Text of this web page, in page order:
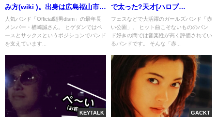
み方(wiki )。出身は広島福山市
(実家の父)
人気バンド「Official髭男dism」の最年長
メンバー・楢崎誠さん。 ヒゲダンではベ
ースとサックスというポジションでバンド
を支えています...
で太った?天才[ハロプ
ロ,SMAP,yukiに提供]
フェスなどで大活躍のガールズバンド「赤
い公園」。 ヒット曲こそないもののバン
ド好きの間では音楽性が高く評価されてい
るバンドです。 そんな「赤...
KEYTALK GACKT